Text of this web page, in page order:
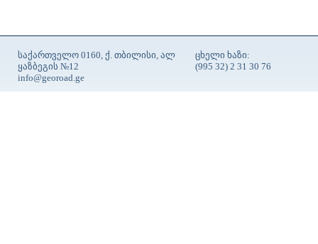
საქართველო 0160, ქ. თბილისი, ალ
ყაზბეგის №12
info@georoad.ge
ცხელი ხაზი:
(995 32) 2 31 30 76